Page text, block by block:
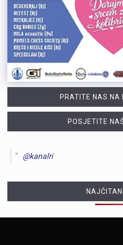
PRATITE NAS NA
POSJETITE
@kanalri